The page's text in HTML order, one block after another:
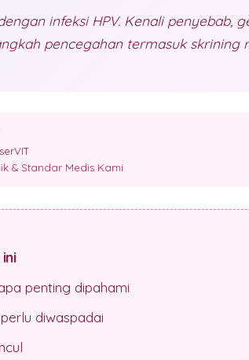
infeksi HPV. Kenali penyebab,
pencegahan termasuk skrining
& Standar Medis Kami
penting dipahami
diwaspadai